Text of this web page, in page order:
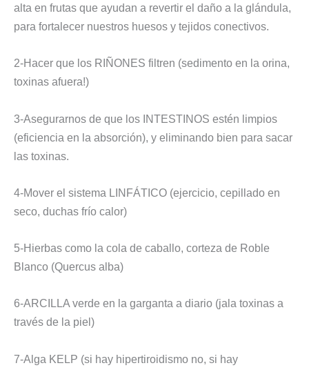
alta en frutas que ayudan a revertir el daño a la glándula,
para fortalecer nuestros huesos y tejidos conectivos.
2-Hacer que los RIÑONES filtren (sedimento en la orina,
toxinas afuera!)
3-Asegurarnos de que los INTESTINOS estén limpios
(eficiencia en la absorción), y eliminando bien para sacar
las toxinas.
4-Mover el sistema LINFÁTICO (ejercicio, cepillado en
seco, duchas frío calor)
5-Hierbas como la cola de caballo, corteza de Roble
Blanco (Quercus alba)
6-ARCILLA verde en la garganta a diario (jala toxinas a
través de la piel)
7-Alga KELP (si hay hipertiroidismo no, si hay